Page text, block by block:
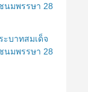
นมพรรษา 28
บาทสมเด็จ
นมพรรษา 28